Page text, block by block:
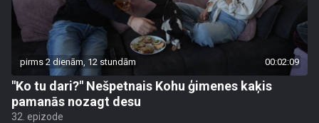
pirms 2 dienām, 12 stundām 00:02:09
"Ko tu dari?" Nešpetnais Kohu ģimenes kaķis
pamanās nozagt desu
32. epizode